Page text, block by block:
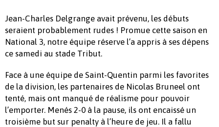
Jean-Charles Delgrange avait prévenu, les débuts
seraient probablement rudes ! Promue cette saison en
National 3, notre équipe réserve l’a appris à ses dépens
ce samedi au stade Tribut.
Face à une équipe de Saint-Quentin parmi les favorites
de la division, les partenaires de Nicolas Bruneel ont
tenté, mais ont manqué de réalisme pour pouvoir
l’emporter. Menés 2-0 à la pause, ils ont encaissé un
troisième but sur penalty à l’heure de jeu. Il a fallu